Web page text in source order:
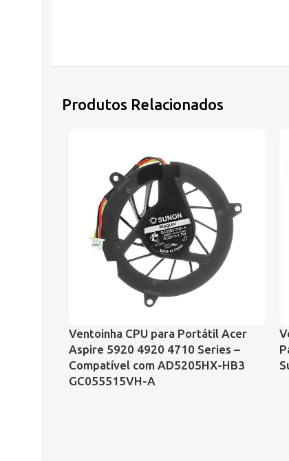
Produtos Relacionados
Ventoinha CPU para Portátil Acer
Aspire 5920 4920 4710 Series –
Compatível com AD5205HX-HB3
GC055515VH-A